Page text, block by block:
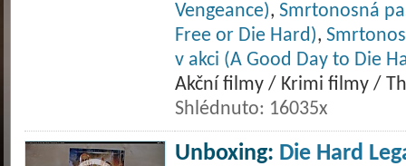
Vengeance), Smrtonosná
Free or Die Hard),
v akci (A Good Day to Die
Akční filmy / Krimi filmy /
Shlédnuto: 16035x
Unboxing: Die Hard